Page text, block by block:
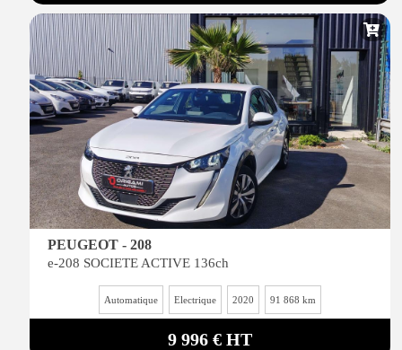
PEUGEOT - 208
e-208 SOCIETE ACTIVE 136ch
Automatique Electrique 2020 91 868 km
9 996 € HT